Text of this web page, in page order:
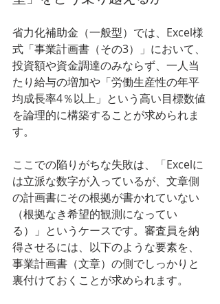
省力化補助金（一般型）では、Excel様
式「事業計画書（その3）」において、
投資額や資金調達のみならず、一人当
たり給与の増加や「労働生産性の年平
均成長率4％以上」という高い目標数値
を論理的に構築することが求められま
す。
ここでの陥りがちな失敗は、「Excelに
は立派な数字が入っているが、文章側
の計画書にその根拠が書かれていない
（根拠なき希望的観測になってい
る）」というケースです。審査員を納
得させるには、以下のような要素を、
事業計画書（文章）の側でしっかりと
裏付けておくことが求められます。